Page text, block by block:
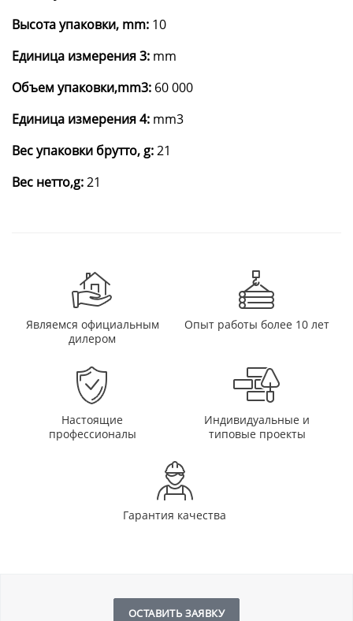
Высота упаковки, mm: 10
Единица измерения 3: mm
Объем упаковки,mm3: 60 000
Единица измерения 4: mm3
Вес упаковки брутто, g:21
Вес нетто,g:21
Являемся официальным
дилером
Опыт работы более 10 лет
Настоящие
профессионалы
Индивидуальные и
типовые проекты
Гарантия качества
ОСТАВИТЬ ЗАЯВКУ